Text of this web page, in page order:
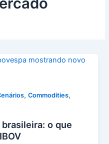
,Commodities,
o que